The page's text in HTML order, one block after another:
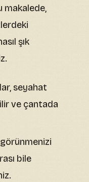
makalede,
şık
seyahat
ve çantada
bile